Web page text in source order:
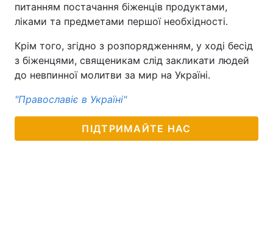
Архів Вакансії
Контакти
Послуги
питанням постачання біженців продуктами,
ліками та предметами першої необхідності.
Крім того, згідно з розпорядженням, у ході бесід
з біженцями, священикам слід закликати людей
до невпинної молитви за мир на Україні.
"Православіє в Україні"
ПІДТРИМАЙТЕ НАС